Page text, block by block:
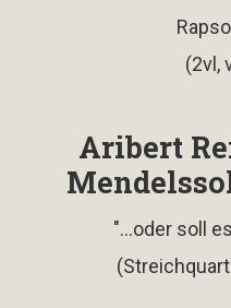
(2vl,
Aribert
"...oder soll